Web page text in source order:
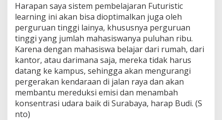
Harapan saya sistem pembelajaran Futuristic
learning ini akan bisa dioptimalkan juga oleh
perguruan tinggi lainya, khususnya perguruan
tinggi yang jumlah mahasiswanya puluhan ribu.
Karena dengan mahasiswa belajar dari rumah, dari
kantor, atau darimana saja, mereka tidak harus
datang ke kampus, sehingga akan mengurangi
pergerakan kendaraan di jalan raya dan akan
membantu mereduksi emisi dan menambah
konsentrasi udara baik di Surabaya, harap Budi. (S
nto)